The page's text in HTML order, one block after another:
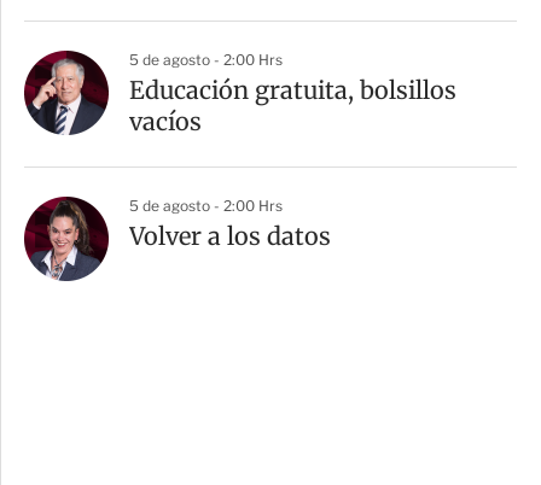
5 de agosto - 2:00 Hrs
Educación gratuita, bolsillos
vacíos
5 de agosto - 2:00 Hrs
Volver a los datos